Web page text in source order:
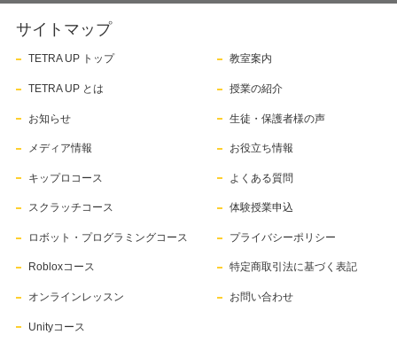
サイトマップ
TETRA UP トップ
TETRA UP とは
お知らせ
メディア情報
キップロコース
スクラッチコース
ロボット・プログラミングコース
Robloxコース
オンラインレッスン
Unityコース
教室案内
授業の紹介
生徒・保護者様の声
お役立ち情報
よくある質問
体験授業申込
プライバシーポリシー
特定商取引法に基づく表記
お問い合わせ